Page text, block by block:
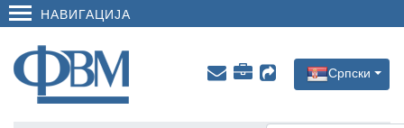
НАВИГАЦИЈА
Српски